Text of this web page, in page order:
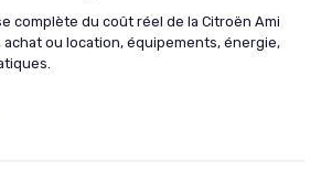
complète du coût réel de la Citroën Ami
ou location, équipements, énergie,